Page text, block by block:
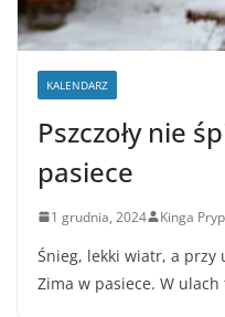
KALENDARZ
Pszczoły nie
pasiece
1 grudnia, 2024 Kinga
Śnieg, lekki wiatr, a przy
Zima w pasiece. W